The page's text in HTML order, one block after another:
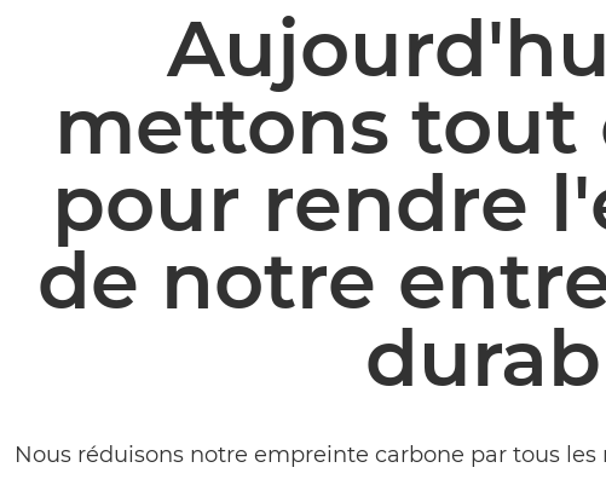
mettons
pour rendre
de notre
Nous réduisons notre empreinte carbone par tous